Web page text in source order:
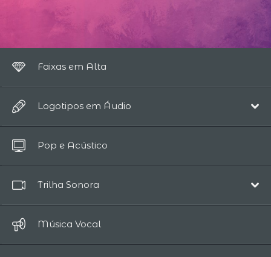
Faixas em Alta
Logotipos em Áudio
Até 10 Segundos
Pop e Acústico
Trilha Sonora
Épico
Música Vocal